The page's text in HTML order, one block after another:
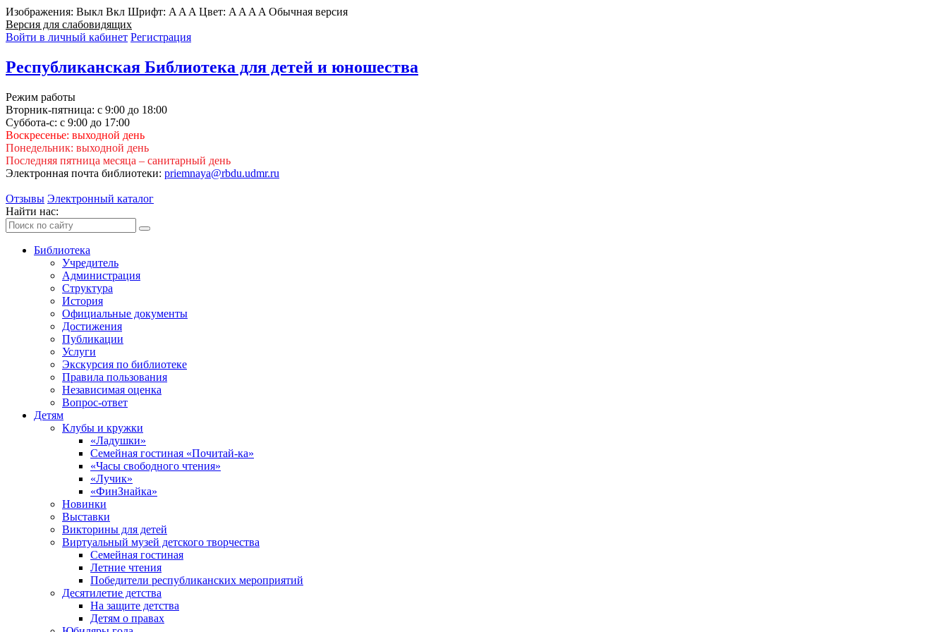
Изображения: Выкл Вкл Шрифт: A A A Цвет: A A A A Обычная версия
Версия для слабовидящих
Войти в личный кабинет Регистрация
Республиканская Библиотека для детей и юношества
Режим работы
Вторник-пятница: с 9:00 до 18:00
Суббота-с: с 9:00 до 17:00
Воскресенье: выходной день
Понедельник: выходной день
Последняя пятница месяца – санитарный день
Электронная почта библиотеки: priemnaya@rbdu.udmr.ru
Отзывы Электронный каталог
Найти нас:
Библиотека
Учредитель
Администрация
Структура
История
Официальные документы
Достижения
Публикации
Услуги
Экскурсия по библиотеке
Правила пользования
Независимая оценка
Вопрос-ответ
Детям
Клубы и кружки
«Ладушки»
Семейная гостиная «Почитай-ка»
«Часы свободного чтения»
«Лучик»
«ФинЗнайка»
Новинки
Выставки
Викторины для детей
Виртуальный музей детского творчества
Семейная гостиная
Летние чтения
Победители республиканских мероприятий
Десятилетие детства
На защите детства
Детям о правах